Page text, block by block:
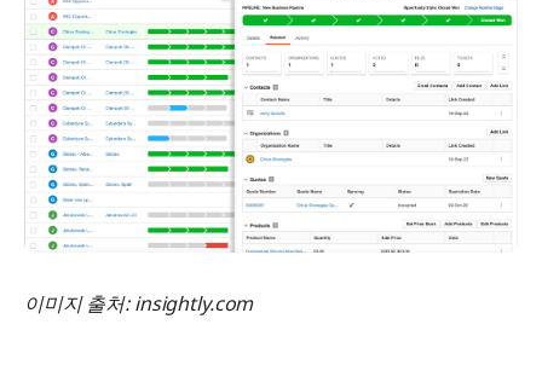
이미지 출처: insightly.com